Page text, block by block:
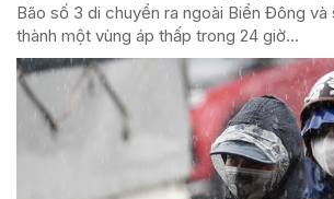
Bão số 3 di chuyển ra ngoài Biển Đông và
thành một vùng áp thấp trong 24 giờ...